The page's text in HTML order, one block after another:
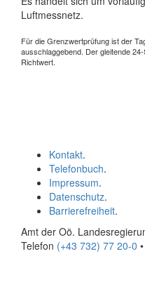
Luftmessnetz.
Für die Grenzwertprüfung ist der
ausschlaggebend. Der gleitende
Richtwert.
Kontakt.
Telefonbuch.
Impressum.
Datenschutz.
Barrierefreiheit.
Amt der Oö.
Telefon (+43 732) 77 20-0